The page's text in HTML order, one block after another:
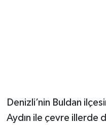
Denizli’nin Buldan
Aydın ile çevre illerde